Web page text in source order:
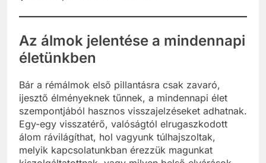
Az álmok jelentése a mindennapi
életünkben
Bár a rémálmok első pillantásra csak zavaró,
ijesztő élményeknek tűnnek, a mindennapi élet
szempontjából hasznos visszajelzéseket adhatnak.
Egy-egy visszatérő, valóságtól elrugaszkodott
álom rávilágíthat, hol vagyunk túlhajszoltak,